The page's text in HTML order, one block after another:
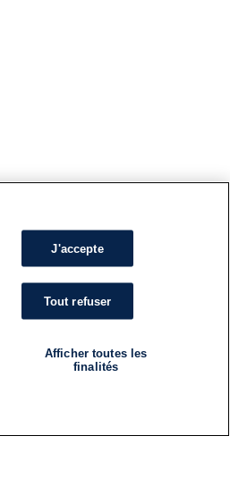
J'accepte
Tout refuser
Afficher toutes les
finalités